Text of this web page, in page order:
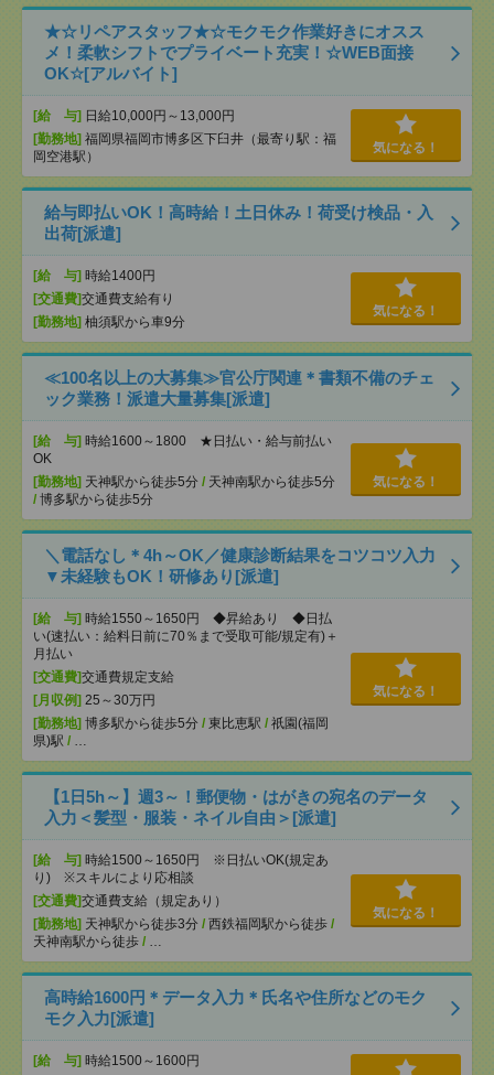
★☆リペアスタッフ★☆モクモク作業好きにオスス
メ！柔軟シフトでプライベート充実！☆WEB面接
OK☆[アルバイト]
[給 与] 日給10,000円～13,000円
[勤務地] 福岡県福岡市博多区下臼井（最寄り駅：福
岡空港駅）
気になる！
給与即払いOK！高時給！土日休み！荷受け検品・入
出荷[派遣]
[給 与] 時給1400円
[交通費]交通費支給有り
[勤務地] 柚須駅から車9分
気になる！
≪100名以上の大募集≫官公庁関連＊書類不備のチェ
ック業務！派遣大量募集[派遣]
[給 与] 時給1600～1800 ★日払い・給与前払い
OK
[勤務地] 天神駅から徒歩5分 / 天神南駅から徒歩5分
/ 博多駅から徒歩5分
気になる！
＼電話なし＊4h～OK／健康診断結果をコツコツ入力
▼未経験もOK！研修あり[派遣]
[給 与] 時給1550～1650円 ◆昇給あり ◆日払
い(速払い：給料日前に70％まで受取可能/規定有)＋
月払い
[交通費]交通費規定支給
[月収例] 25～30万円
[勤務地] 博多駅から徒歩5分 / 東比恵駅 / 祇園(福岡
県)駅 / …
気になる！
【1日5h～】週3～！郵便物・はがきの宛名のデータ
入力＜髪型・服装・ネイル自由＞[派遣]
[給 与] 時給1500～1650円 ※日払いOK(規定あ
り) ※スキルにより応相談
[交通費]交通費支給（規定あり）
[勤務地] 天神駅から徒歩3分 / 西鉄福岡駅から徒歩 /
天神南駅から徒歩 / …
気になる！
高時給1600円＊データ入力＊氏名や住所などのモク
モク入力[派遣]
[給 与] 時給1500～1600円